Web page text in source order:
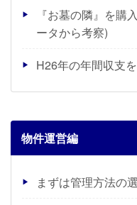
『お墓の隣』を購
ータから考察)
H26年の年間収支を
物件運営編
まずは管理方法の